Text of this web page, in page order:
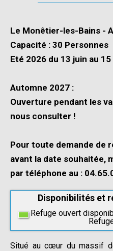
Le Monêtier-les-Bains -
Capacité : 30 Personnes
Eté 2026 du 13 juin au
Automne 2027 :
Ouverture pendant les
nous consulter !
Pour toute demande de
avant la date souhaitée,
par téléphone au :
Disponibilités et
Refuge ouvert
Situé au cœur du massif